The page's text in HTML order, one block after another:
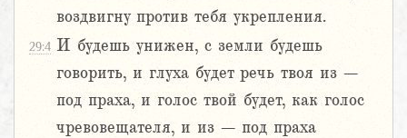
воздвигну против тебя укрепления.
29:4 И будешь унижен, с земли будешь
говорить, и глуха будет речь твоя из –
под праха, и голос твой будет, как голос
чревовещателя, и из – под праха